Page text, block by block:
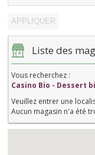
Liste des
Vous recherchez :
Casino Bio - Dessert
Veuillez entrer une
Aucun magasin n'a été